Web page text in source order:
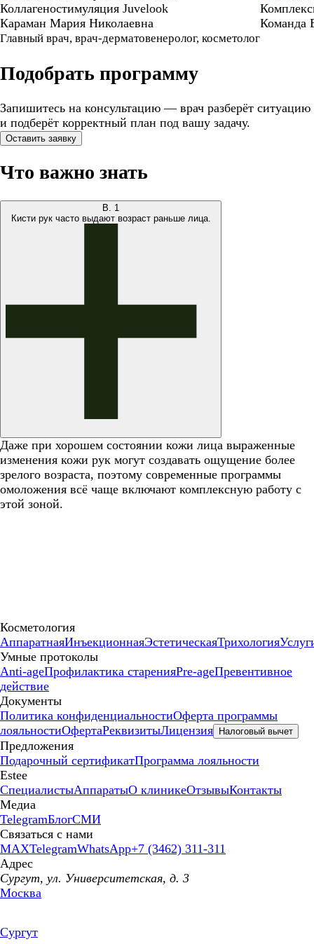
Коллагеностимуляция Juvelook
Караман Мария Николаевна
Главный врач, врач-дерматовенеролог, косметолог
Команда
Подобрать программу
Запишитесь на консультацию — врач разберёт ситуацию
и подберёт корректный план под вашу задачу.
Оставить заявку
Что важно знать
В. 1
Кисти рук часто выдают возраст раньше лица.
Даже при хорошем состоянии кожи лица выраженные
изменения кожи рук могут создавать ощущение более
зрелого возраста, поэтому современные программы
омоложения всё чаще включают комплексную работу с
этой зоной.
Косметология
АппаратнаяИнъекционнаяЭстетическаяТрихология
Умные протоколы
Anti-ageПрофилактика старенияPre-ageПревентивное
действие
Документы
Политика конфиденциальностиОферта программы
лояльностиОфертаРеквизитыЛицензия Налоговый вычет
Предложения
Подарочный сертификатПрограмма лояльности
Estee
СпециалистыАппаратыО клиникеОтзывыКонтакты
Медиа
TelegramБлогСМИ
Связаться с нами
MAXTelegramWhatsApp+7 (3462) 311-311
Адрес
Сургут, ул. Университетская, д. 3
Москва
Сургут